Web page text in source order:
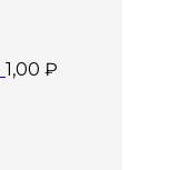
1,00 ₽